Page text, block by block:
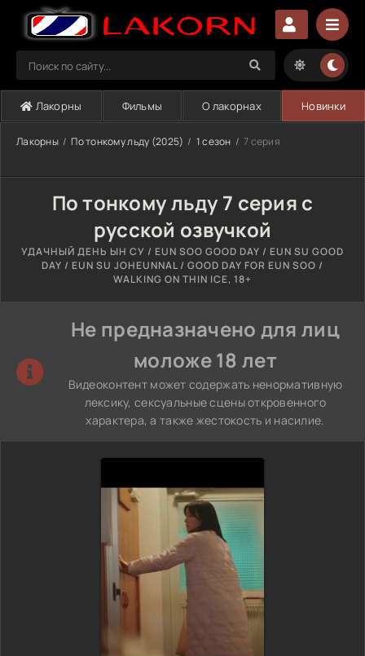
Лакорны Фильмы О лакорнах Новинки
Лакорны По тонкому льду (2025) 1 сезон 7 серия
По тонкому льду 7 серия с
русской озвучкой
УДАЧНЫЙ ДЕНЬ ЫН СУ / EUN SOO GOOD DAY / EUN SU GOOD
DAY / EUN SU JOHEUNNAL / GOOD DAY FOR EUN SOO /
WALKING ON THIN ICE, 18+
Не предназначено для лиц
моложе 18 лет
Видеоконтент может содержать ненормативную
лексику, сексуальные сцены откровенного
характера, а также жестокость и насилие.